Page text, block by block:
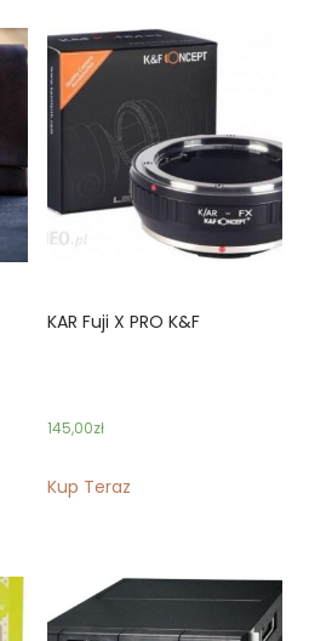
KAR Fuji X PRO K&F
145,00zł
Kup Teraz